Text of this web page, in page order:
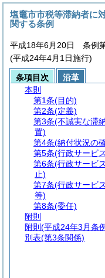
塩竈市市税等滞納者に
関する条例
平成18年6月20日 条例
(平成24年4月1日施行)
条項目次
沿革
本則
第1条(目的)
第2条(定義)
第3条(不誠実な滞
置)
第4条(納付状況の
第5条(行政サービ
第6条(行政サービ
止)
第7条(行政サービ
等)
第8条(委任)
附則
附則 (平成24年3月条
別表(第3条関係)